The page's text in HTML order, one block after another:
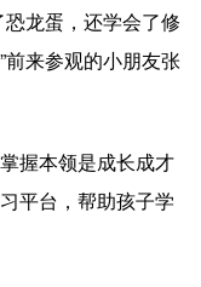
龙蛋，还学会了修
来参观的小朋友张
握本领是成长成才
平台，帮助孩子学